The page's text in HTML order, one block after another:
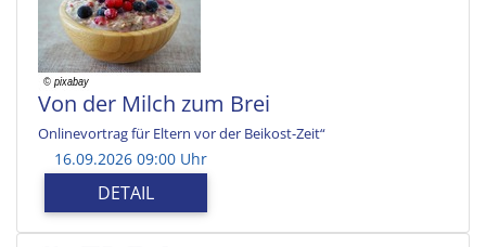
Von der Milch zum Brei
Onlinevortrag für Eltern vor der Beikost-Zeit“
16.09.2026 09:00 Uhr
DETAIL